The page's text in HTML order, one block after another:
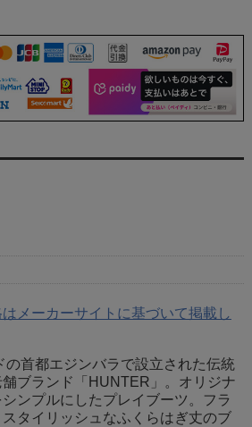
メーカーサイトに基づいて掲載し
の首都エジンバラで設立された伝統
ブランド「HUNTER」。オリジナ
ンプルにしたプレイブーツ。フラ
タイリッシュなふくらはぎ丈のブ